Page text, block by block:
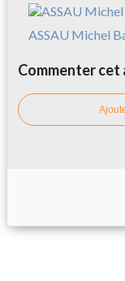
ASSAU Michel
Commenter